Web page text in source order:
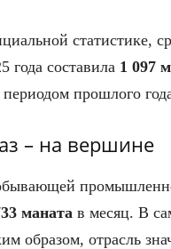
статистике,
года составила 1 097
прошлого
– на вершине
маната в месяц. В
образом, отрасль